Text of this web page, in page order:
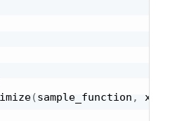
(sample_function , x0